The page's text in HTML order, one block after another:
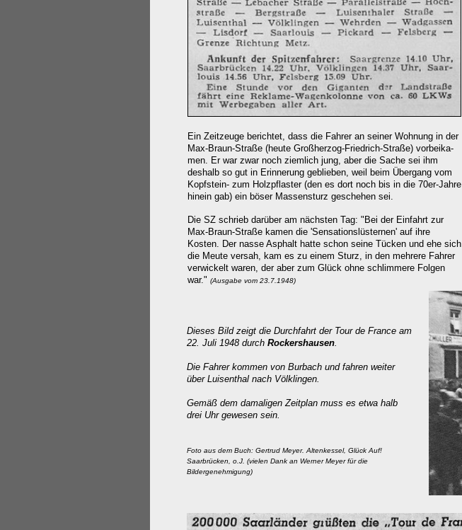
Ein Zeitzeuge berichtet, dass die Fahrer an seiner Wohnung in der
Max-Braun-Straße (heute Großherzog-Friedrich-Straße) vorbeika-
men. Er war zwar noch ziemlich jung, aber die Sache sei ihm
deshalb so gut in Erinnerung geblieben, weil beim Übergang vom
Kopfstein- zum Holzpflaster (den es dort noch bis in die 70er-Jahre
hinein gab) ein böser Massensturz geschehen sei.
Die SZ schrieb darüber am nächsten Tag: "Bei der Einfahrt zur
Max-Braun-Straße kamen die 'Sensationslüsternen' auf ihre
Kosten. Der nasse Asphalt hatte schon seine Tücken und ehe sich
die Meute versah, kam es zu einem Sturz, in den mehrere Fahrer
verwickelt waren, der aber zum Glück ohne schlimmere Folgen
war." (Ausgabe vom 23.7.1948)
Dieses Bild zeigt die Durchfahrt der Tour de France am
22. Juli 1948 durch Rockershausen.
Die Fahrer kommen von Burbach und fahren weiter
über Luisenthal nach Völklingen.
Gemäß dem damaligen Zeitplan muss es etwa halb
drei Uhr gewesen sein.
Foto aus dem Buch: Gertrud Meyer. Altenkessel, Glück Auf!
Saarbrücken, o.J. (vielen Dank an Werner Meyer für die
Bildergenehmigung)